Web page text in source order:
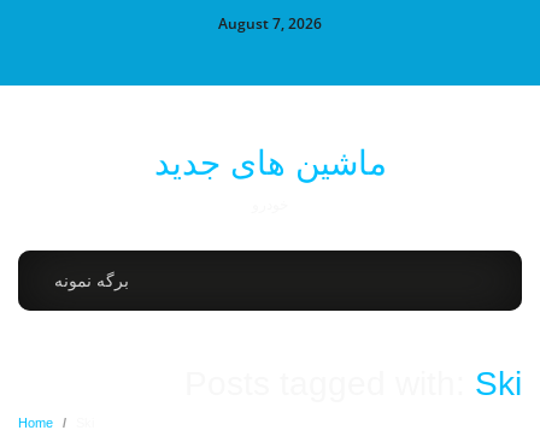
August 7, 2026
ماشین های جدید
برگه نمونه
Posts tagged with:Ski
Home